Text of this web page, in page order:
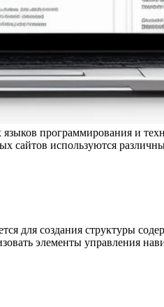
программирования и
используются
для создания структуры
элементы управления